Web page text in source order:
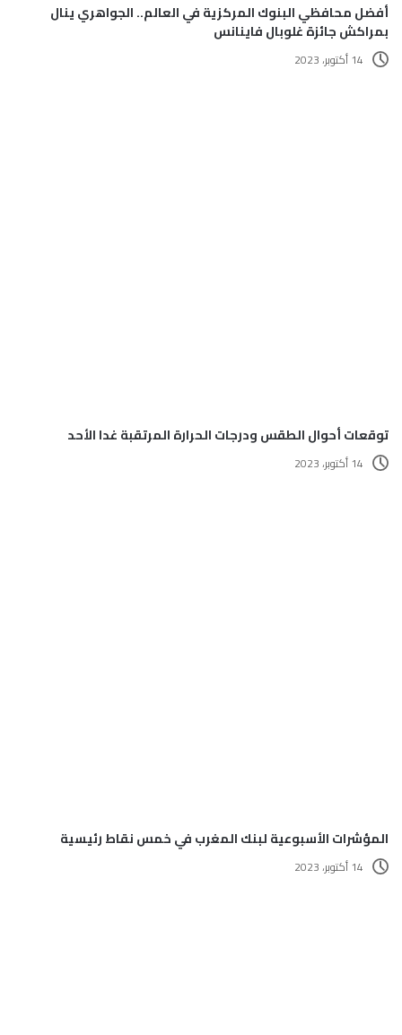
أفضل محافظي البنوك المركزية في العالم.. الجواهري ينال
بمراكش جائزة غلوبال فاينانس
14 أكتوبر، 2023
توقعات أحوال الطقس ودرجات الحرارة المرتقبة غدا الأحد
14 أكتوبر، 2023
المؤشرات الأسبوعية لبنك المغرب في خمس نقاط رئيسية
14 أكتوبر، 2023